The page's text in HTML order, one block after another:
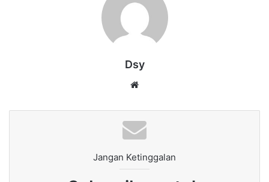
Dsy
Jangan Ketinggalan